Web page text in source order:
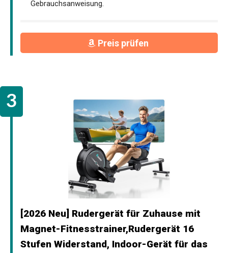
Gebrauchsanweisung.
Preis prüfen
[2026 Neu] Rudergerät für Zuhause mit
Magnet-Fitnesstrainer,Rudergerät 16
Stufen Widerstand, Indoor-Gerät für das